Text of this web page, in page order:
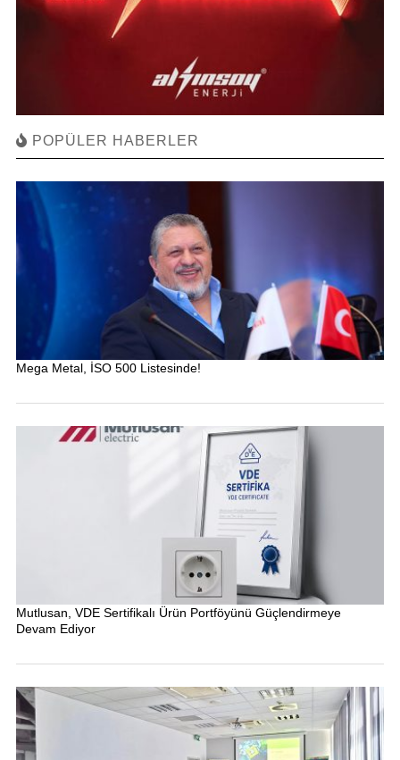
POPÜLER HABERLER
Mega Metal, İSO 500 Listesinde!
Mutlusan, VDE Sertifikalı Ürün Portföyünü Güçlendirmeye
Devam Ediyor